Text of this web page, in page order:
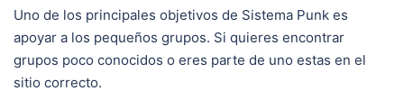
Uno de los principales objetivos de Sistema Punk es
apoyar a los pequeños grupos. Si quieres encontrar
grupos poco conocidos o eres parte de uno estas en el
sitio correcto.